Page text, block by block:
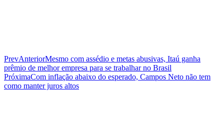
PrevAnteriorMesmo com assédio e metas abusivas, Itaú ganha
prêmio de melhor empresa para se trabalhar no Brasil
PróximaCom inflação abaixo do esperado, Campos Neto não tem
como manter juros altos